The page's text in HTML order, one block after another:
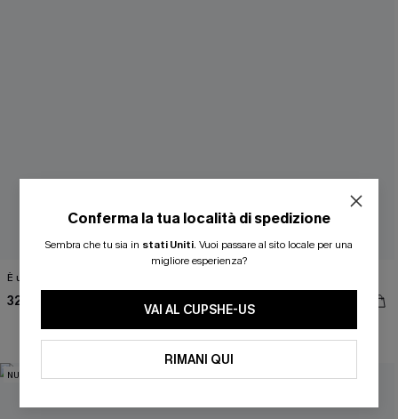
È un cartello Blue Top
32,00 € 32,00 €
NUOVI
Conferma la tua località di spedizione
Sembra che tu sia in stati Uniti. Vuoi passare al sito locale per una
migliore esperienza?
VAI AL CUPSHE-US
RIMANI QUI
ISCRIVITI PER OTTENERE
20% DI SCONTO SU 2 O PIÙ ARTICOLI